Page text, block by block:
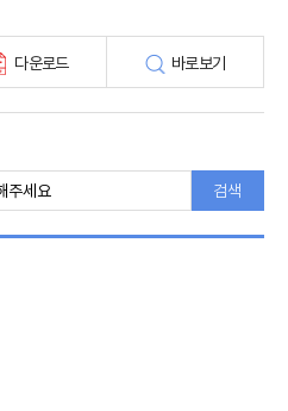
다운로드 바로보기
검색